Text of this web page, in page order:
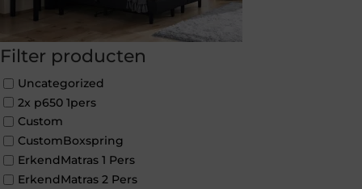
Filter producten
Uncategorized
2x p650 1pers
Custom
CustomBoxspring
ErkendMatras 1 Pers
ErkendMatras 2 Pers